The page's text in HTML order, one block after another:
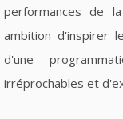
performances de
ambition d'inspirer
d'une
irréprochables et